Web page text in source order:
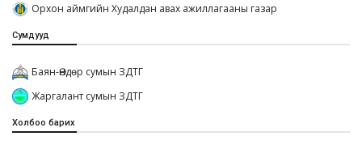
Орхон аймгийн Худалдан авах ажиллагааны газар
Сумдууд
Баян-Өндөр сумын ЗДТГ
Жаргалант сумын ЗДТГ
Холбоо барих